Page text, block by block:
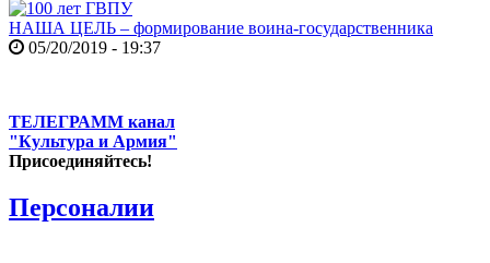
НАША ЦЕЛЬ – формирование воина-государственника
05/20/2019 - 19:37
ТЕЛЕГРАММ канал
"Культура и Армия"
Присоединяйтесь!
Персоналии